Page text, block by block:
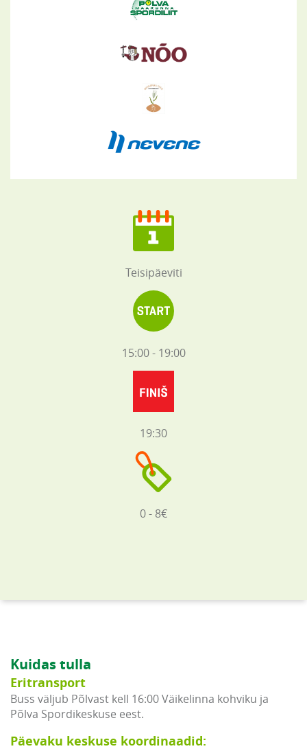
Teisipäeviti
15:00 - 19:00
19:30
0 - 8€
Kuidas tulla
Eritransport
Buss väljub Põlvast kell 16:00 Väikelinna kohviku ja
Põlva Spordikeskuse eest.
Päevaku keskuse koordinaadid: